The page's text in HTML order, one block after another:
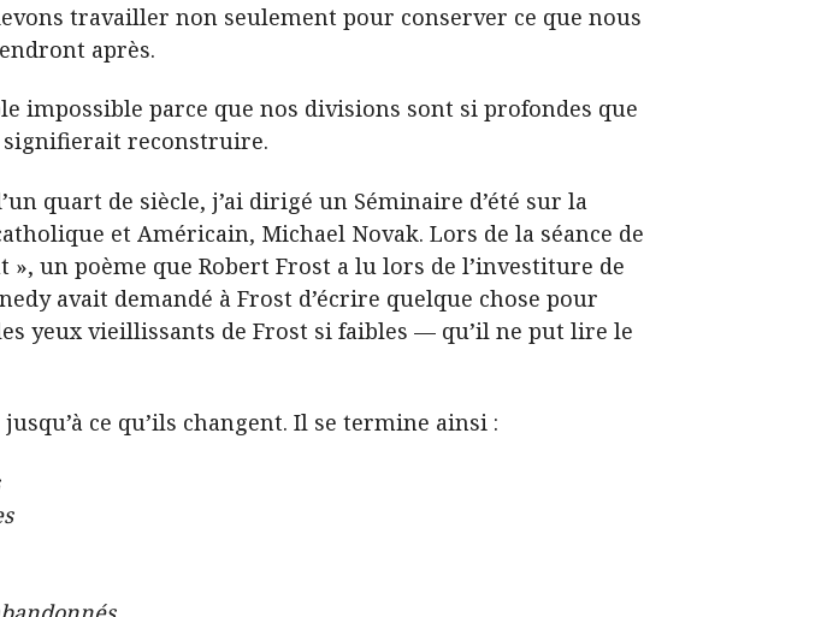
travailler non seulement pour conserver ce que nous
après.
impossible parce que nos divisions sont si profondes que
signifierait reconstruire.
quart de siècle, j’ai dirigé un Séminaire d’été sur la
et Américain, Michael Novak. Lors de la séance de
un poème que Robert Frost a lu lors de l’investiture de
avait demandé à Frost d’écrire quelque chose pour
yeux vieillissants de Frost si faibles — qu’il ne put lire le
ce qu’ils changent. Il se termine ainsi :